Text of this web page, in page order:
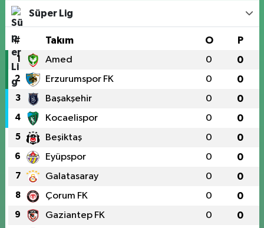
Süper Lig
# Takım O P
1 Amed 0 0
2 Erzurumspor FK 0 0
3 Başakşehir 0 0
4 Kocaelispor 0 0
5 Beşiktaş 0 0
6 Eyüpspor 0 0
7 Galatasaray 0 0
8 Çorum FK 0 0
9 Gaziantep FK 0 0